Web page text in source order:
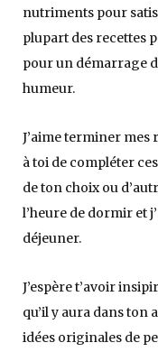
nutriments pour
plupart des recettes
pour un démarrage
humeur.
J’aime terminer mes
à toi de compléter
de ton choix ou
l’heure de dormir et
déjeuner.
J’espère t’avoir
qu’il y aura dans ton
idées originales de